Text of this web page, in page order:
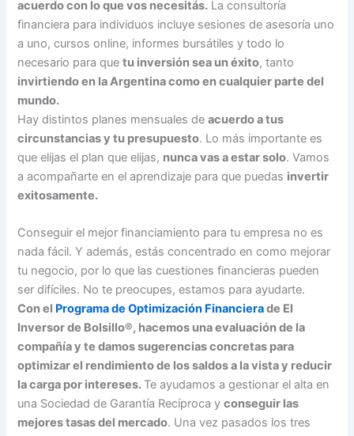
acuerdo con lo que vos necesitás. La consultoría
financiera para individuos incluye sesiones de asesoría uno
a uno, cursos online, informes bursátiles y todo lo
necesario para quetu inversión sea un éxito, tanto
invirtiendo en la Argentina como en cualquier parte del
mundo.
Hay distintos planes mensuales deacuerdo a tus
circunstancias y tu presupuesto. Lo más importante es
que elijas el plan que elijas, nunca vas a estar solo. Vamos
a acompañarte en el aprendizaje para que puedas invertir
exitosamente.
Conseguir el mejor financiamiento para tu empresa no es
nada fácil. Y además, estás concentrado en como mejorar
tu negocio, por lo que las cuestiones financieras pueden
ser difíciles. No te preocupes, estamos para ayudarte.
Con el Programa de Optimización Financierade El
Inversor de Bolsillo®, hacemos una evaluación de la
compañía y te damos sugerencias concretas para
optimizar el rendimiento de los saldos a la vista y reducir
la carga por intereses. Te ayudamos a gestionar el alta en
una Sociedad de Garantía Recíproca yconseguir las
mejores tasas del mercado. Una vez pasados los tres